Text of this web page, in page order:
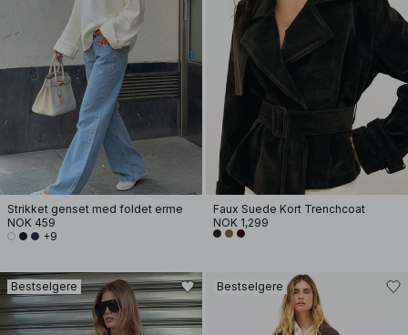
Strikket genset med foldet erme
NOK 459
+9
Faux Suede Kort Trenchcoat
NOK 1,299
Bestselgere Bestselgere